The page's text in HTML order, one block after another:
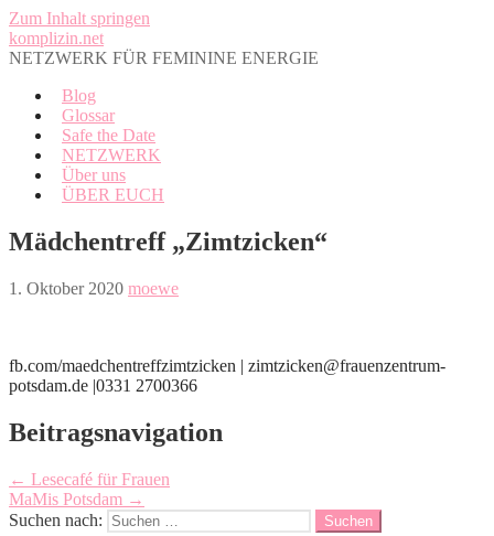
Zum Inhalt springen
komplizin.net
NETZWERK FÜR FEMININE ENERGIE
Blog
Glossar
Safe the Date
NETZWERK
Über uns
ÜBER EUCH
Mädchentreff „Zimtzicken“
1. Oktober 2020 moewe
fb.com/maedchentreffzimtzicken | zimtzicken@frauenzentrum-
potsdam.de |0331 2700366
Beitragsnavigation
← Lesecafé für Frauen
MaMis Potsdam →
Suchen nach: